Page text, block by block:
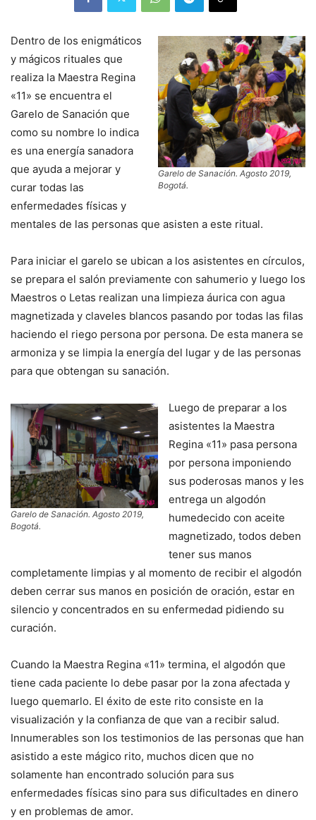
Garelo de Sanación. Agosto 2019,
Bogotá.
Dentro de los enigmáticos
y mágicos rituales que
realiza la Maestra Regina
«11» se encuentra el
Garelo de Sanación que
como su nombre lo indica
es una energía sanadora
que ayuda a mejorar y
curar todas las
enfermedades físicas y
mentales de las personas que asisten a este ritual.
Para iniciar el garelo se ubican a los asistentes en círculos,
se prepara el salón previamente con sahumerio y luego los
Maestros o Letas realizan una limpieza áurica con agua
magnetizada y claveles blancos pasando por todas las filas
haciendo el riego persona por persona. De esta manera se
armoniza y se limpia la energía del lugar y de las personas
para que obtengan su sanación.
Garelo de Sanación. Agosto 2019,
Bogotá.
Luego de preparar a los
asistentes la Maestra
Regina «11» pasa persona
por persona imponiendo
sus poderosas manos y les
entrega un algodón
humedecido con aceite
magnetizado, todos deben
tener sus manos
completamente limpias y al momento de recibir el algodón
deben cerrar sus manos en posición de oración, estar en
silencio y concentrados en su enfermedad pidiendo su
curación.
Cuando la Maestra Regina «11» termina, el algodón que
tiene cada paciente lo debe pasar por la zona afectada y
luego quemarlo. El éxito de este rito consiste en la
visualización y la confianza de que van a recibir salud.
Innumerables son los testimonios de las personas que han
asistido a este mágico rito, muchos dicen que no
solamente han encontrado solución para sus
enfermedades físicas sino para sus dificultades en dinero
y en problemas de amor.